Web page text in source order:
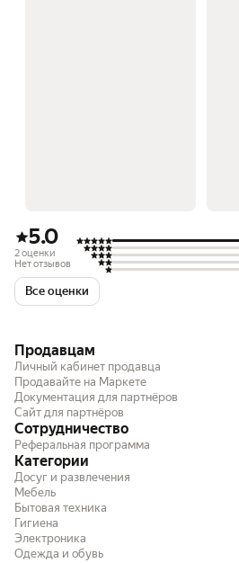
5.0
2 оценки
Нет отзывов
Все оценки
Продавцам
Личный кабинет продавца
Продавайте на Маркете
Документация для партнёров
Сайт для партнёров
Сотрудничество
Реферальная программа
Категории
Досуг и развлечения
Мебель
Бытовая техника
Гигиена
Электроника
Одежда и обувь